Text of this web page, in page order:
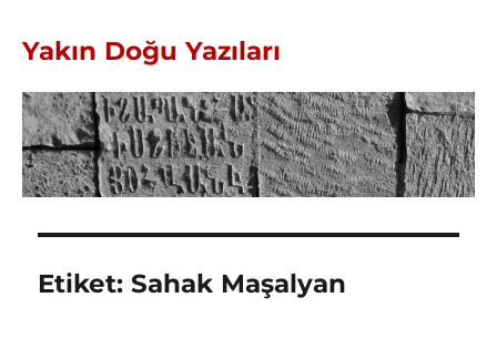
Yakın Doğu Yazıları
Etiket:Sahak Maşalyan